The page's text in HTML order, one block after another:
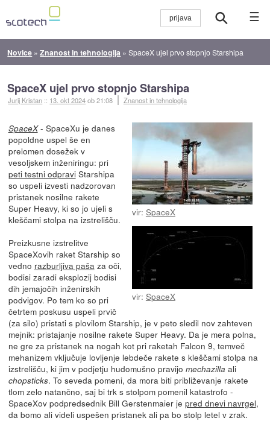
☰
Novice »Znanost in tehnologija »SpaceX ujel prvo stopnjo Starshipa
SpaceX ujel prvo stopnjo Starshipa
Jurij Kristan :: 13. okt 2024ob 21:08 Znanost in tehnologija
vir: SpaceX
vir: SpaceX
SpaceX- SpaceXu je danes
popoldne uspel še en
prelomen dosežek v
vesoljskem inženiringu: pri
peti testni odpraviStarshipa
so uspeli izvesti nadzorovan
pristanek nosilne rakete
Super Heavy, ki so jo ujeli s
kleščami stolpa na izstrelišču.
Preizkusne izstrelitve
SpaceXovih raket Starship so
vedno razburljiva paša za oči,
bodisi zaradi eksplozij bodisi
dih jemajočih inženirskih
podvigov. Po tem ko so pri
četrtem poskusu uspeli prvič
(za silo) pristati s plovilom Starship, je v peto sledil nov zahteven
mejnik: pristajanje nosilne rakete Super Heavy. Da je mera polna,
ne gre za pristanek na nogah kot pri raketah Falcon 9, temveč
mehanizem vključuje lovljenje lebdeče rakete s kleščami stolpa na
izstrelišču, ki jim v podjetju hudomušno pravijo mechazilla ali
chopsticks. To seveda pomeni, da mora biti približevanje rakete
tlom zelo natančno, saj bi trk s stolpom pomenil katastrofo -
SpaceXov podpredsednik Bill Gerstenmaier je pred dnevi navrgel,
da bomo ali videli uspešen pristanek ali pa bo stolp letel v zrak.